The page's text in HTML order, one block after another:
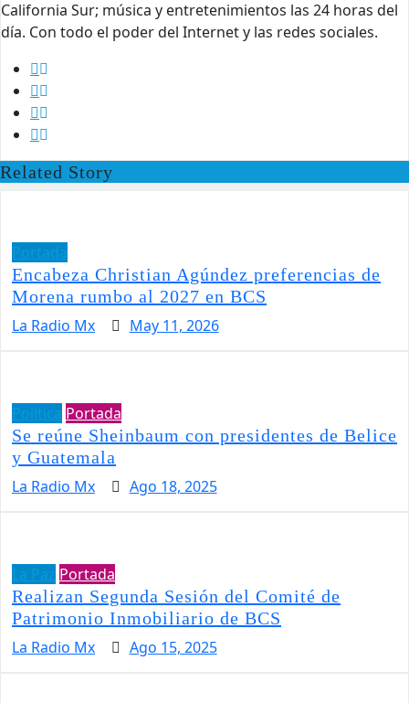
California Sur; música y entretenimientos las 24 horas del
día. Con todo el poder del Internet y las redes sociales.
Related Story
Encabeza Christian Agúndez preferencias de
Morena rumbo al 2027 en BCS
La Radio Mx
May 11, 2026
Portada
Se reúne Sheinbaum con presidentes de Belice
y Guatemala
La Radio Mx
Ago 18, 2025
Portada
Realizan Segunda Sesión del Comité de
Patrimonio Inmobiliario de BCS
La Radio Mx
Ago 15, 2025